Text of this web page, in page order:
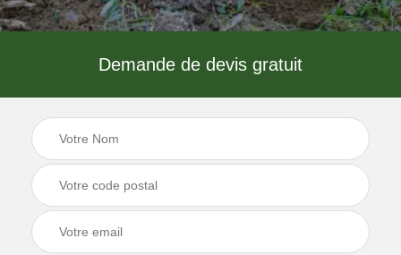
Demande de devis gratuit